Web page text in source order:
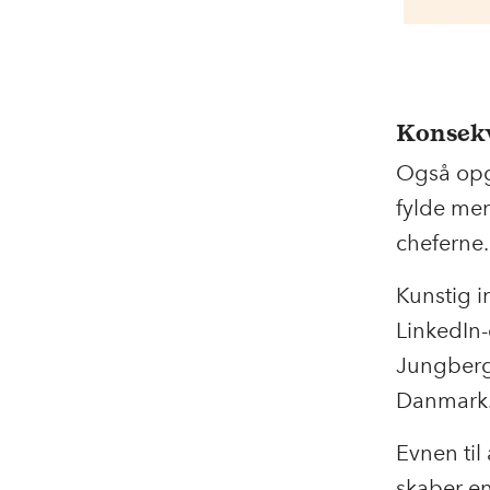
Også
fylde
cheferne.
Kunstig
Evnen til